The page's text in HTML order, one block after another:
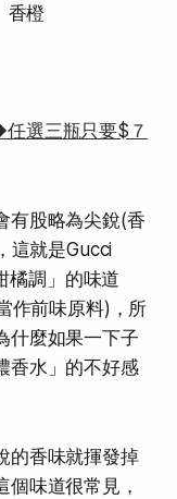
香橙
選三瓶只要$７
有股略為尖銳(香
這就是Gucci
橘調」的味道
作前味原料)，所
什麼如果一下子
香水」的不好感
的香味就揮發掉
味道很常見，